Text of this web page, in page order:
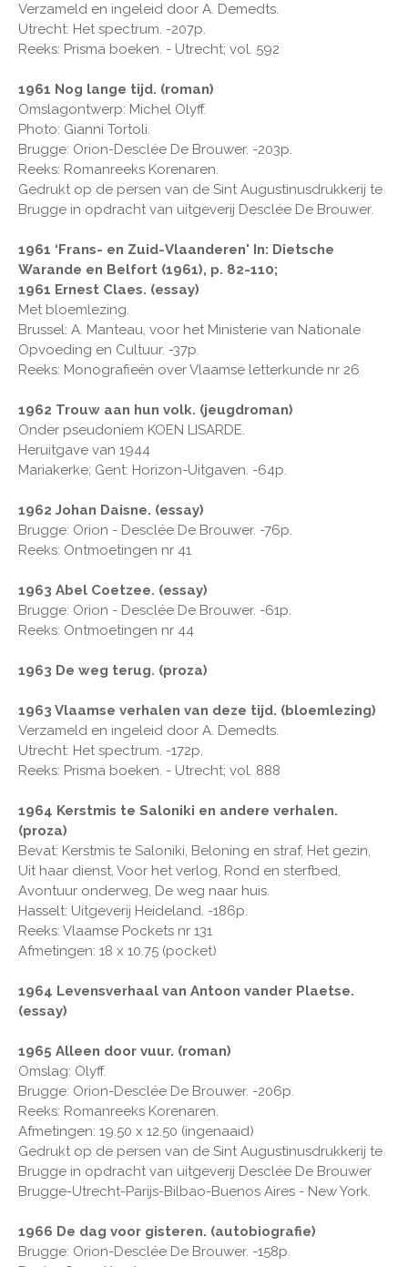
Verzameld en ingeleid door A. Demedts.
Utrecht: Het spectrum. -207p.
Reeks: Prisma boeken. - Utrecht; vol. 592
1961 Nog lange tijd. (roman)
Omslagontwerp: Michel Olyff.
Photo: Gianni Tortoli.
Brugge: Orion-Desclée De Brouwer. -203p.
Reeks: Romanreeks Korenaren.
Gedrukt op de persen van de Sint Augustinusdrukkerij te
Brugge in opdracht van uitgeverij Desclée De Brouwer.
1961 ‘Frans- en Zuid-Vlaanderen' In: Dietsche
Warande en Belfort (1961), p. 82-110;
1961 Ernest Claes. (essay)
Met bloemlezing.
Brussel: A. Manteau, voor het Ministerie van Nationale
Opvoeding en Cultuur. -37p.
Reeks: Monografieën over Vlaamse letterkunde nr 26
1962 Trouw aan hun volk. (jeugdroman)
Onder pseudoniem KOEN LISARDE.
Heruitgave van 1944
Mariakerke; Gent: Horizon-Uitgaven. -64p.
1962 Johan Daisne. (essay)
Brugge: Orion - Desclée De Brouwer. -76p.
Reeks: Ontmoetingen nr 41
1963 Abel Coetzee. (essay)
Brugge: Orion - Desclée De Brouwer. -61p.
Reeks: Ontmoetingen nr 44
1963 De weg terug. (proza)
1963 Vlaamse verhalen van deze tijd. (bloemlezing)
Verzameld en ingeleid door A. Demedts.
Utrecht: Het spectrum. -172p.
Reeks: Prisma boeken. - Utrecht; vol. 888
1964 Kerstmis te Saloniki en andere verhalen.
(proza)
Bevat: Kerstmis te Saloniki, Beloning en straf, Het gezin,
Uit haar dienst, Voor het verlog, Rond en sterfbed,
Avontuur onderweg, De weg naar huis.
Hasselt: Uitgeverij Heideland. -186p.
Reeks: Vlaamse Pockets nr 131
Afmetingen: 18 x 10.75 (pocket)
1964 Levensverhaal van Antoon vander Plaetse.
(essay)
1965 Alleen door vuur. (roman)
Omslag: Olyff.
Brugge: Orion-Desclée De Brouwer. -206p.
Reeks: Romanreeks Korenaren.
Afmetingen: 19.50 x 12.50 (ingenaaid)
Gedrukt op de persen van de Sint Augustinusdrukkerij te
Brugge in opdracht van uitgeverij Desclée De Brouwer
Brugge-Utrecht-Parijs-Bilbao-Buenos Aires - New York.
1966 De dag voor gisteren. (autobiografie)
Brugge: Orion-Desclée De Brouwer. -158p.